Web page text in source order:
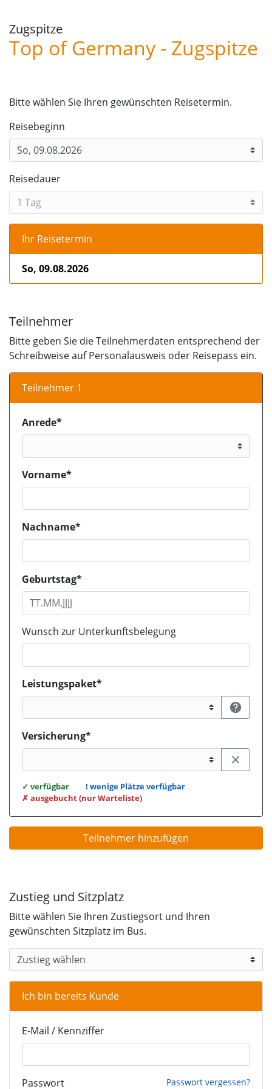
Zugspitze
Top of Germany - Zugspitze
WEBBUCHUNG.VIEW.TERMIN.AUSWAHL.HEADER
Bitte wählen Sie Ihren gewünschten Reisetermin.
Reisebeginn
Reisedauer
Ihr Reisetermin
So, 09.08.2026
Teilnehmer
Bitte geben Sie die Teilnehmerdaten entsprechend der
Schreibweise auf Personalausweis oder Reisepass ein.
Teilnehmer 1
Anrede*
Vorname*
Nachname*
Geburtstag*
Wunsch zur Unterkunftsbelegung
Leistungspaket*

Versicherung*

WEBBUCHUNG.VIEW.KONTINGENTE.LEGENDE.TITLE
✓ verfügbar ! wenige Plätze verfügbar
✗ ausgebucht (nur Warteliste)
Teilnehmer hinzufügen
Zustieg und Sitzplatz
Bitte wählen Sie Ihren Zustiegsort und Ihren
gewünschten Sitzplatz im Bus.
WEBBUCHUNG.VIEW.ZUSTIEG.SELECT.LABEL
Ich bin bereits Kunde
E-Mail / Kennziffer
Passwort Passwort vergessen?